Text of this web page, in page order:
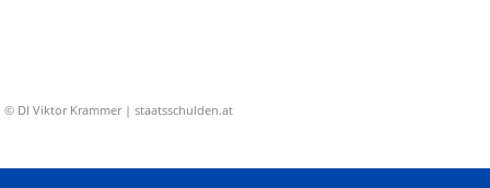
© DI Viktor Krammer | staatsschulden.at